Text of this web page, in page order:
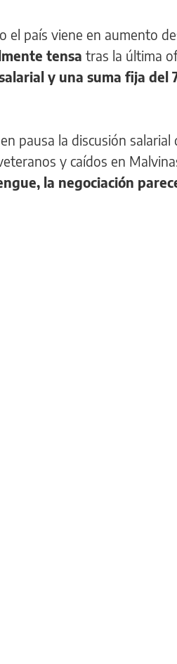
país viene en aumento
tensa tras la última
y una suma fija del
pausa la discusión salarial
y caídos en
la negociación